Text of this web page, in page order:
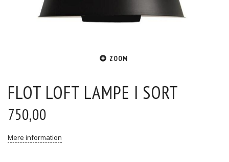
ZOOM
FLOT LOFT LAMPE I SORT
750,00
Mere information